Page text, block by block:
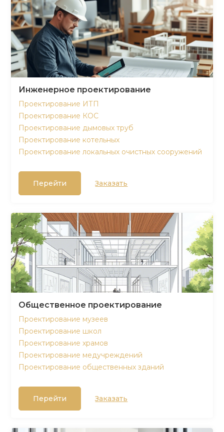
Инженерное проектирование
Проектирование ИТП
Проектирование КОС
Проектирование дымовых труб
Проектирование котельных
Проектирование локальных очистных сооружений
Перейти Заказать
Общественное проектирование
Проектирование музеев
Проектирование школ
Проектирование храмов
Проектирование медучреждений
Проектирование общественных зданий
Перейти Заказать